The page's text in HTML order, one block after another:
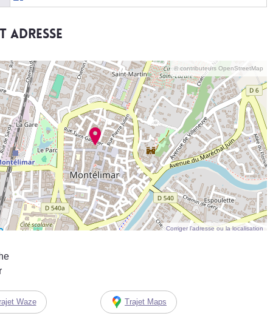
adresse
© contributeurs OpenStreetMap
Corriger l’adresse ou la localisation
Waze Trajet Maps